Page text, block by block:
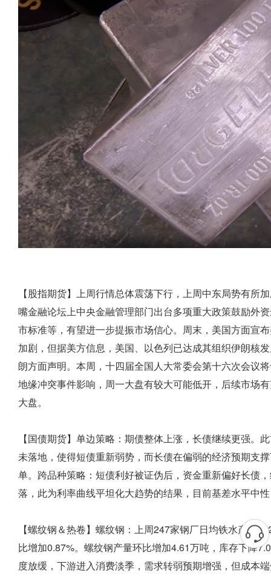
【股指期货】上周行情总体震荡下行，上周中东局势有
嘴金融论坛上中央金融管理部门出台多项重大政策鼓励外
市标准等，有望进一步提振市场信心。周末，美国方面宣
加剧，但据美方信息，美国、以色列已达成其组织伊朗核
朗方面声明。本周，十四届全国人大常委会第十六次会议
地缘冲突事件影响，周一大盘有较大可能低开，后续市场
大盘。
【国债期货】单边策略：期债整体上涨，长债继续更强。
未落地，使得短债重新弱势，而长债在偏弱的经济预期支
单。跨品种策略：短债利好被证伪后，资金重新偏好长债
落，此为利率曲线平坦化大趋势的结果，目前基差水平中
【螺纹钢＆热卷】螺纹钢：上周247家钢厂日均铁水产量
比增加0.87%。螺纹钢产量环比增加4.61万吨，库存下降
度放缓，下游进入消费淡季，需求转弱预期增强，但成本